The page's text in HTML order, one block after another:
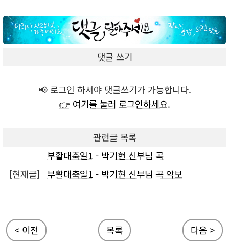
댓글 쓰기
📢 로그인 하셔야 댓글쓰기가 가능합니다.
👉 여기를 눌러 로그인하세요.
관련글 목록
부활대축일1 - 박기현 신부님 곡
[현재글]
부활대축일1 - 박기현 신부님 곡 악보
< 이전 목록 다음 >